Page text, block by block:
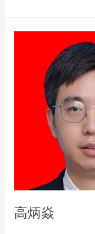
高炳焱